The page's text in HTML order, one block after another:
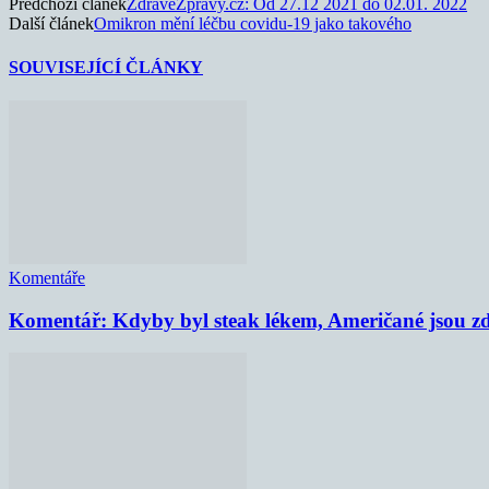
Předchozí článekZdraveZpravy.cz: Od 27.12 2021 do 02.01. 2022
Další článekOmikron mění léčbu covidu-19 jako takového
SOUVISEJÍCÍ ČLÁNKY
Komentáře
Komentář: Kdyby byl steak lékem, Američané jsou